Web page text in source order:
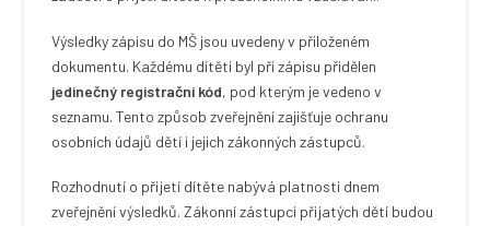
Výsledky zápisu do MŠ jsou uvedeny v přiloženém
dokumentu. Každému dítěti byl při zápisu přidělen
jedinečný registrační kód, pod kterým je vedeno v
seznamu. Tento způsob zveřejnění zajišťuje ochranu
osobních údajů dětí i jejich zákonných zástupců.
Rozhodnutí o přijetí dítěte nabývá platnosti dnem
zveřejnění výsledků. Zákonní zástupci přijatých dětí budou